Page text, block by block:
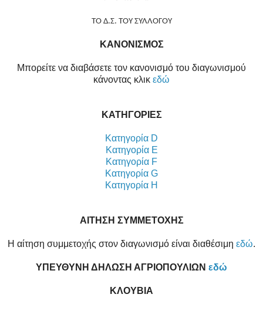
ΤΟ Δ.Σ. ΤΟΥ ΣΥΛΛΟΓΟΥ
ΚΑΝΟΝΙΣΜΟΣ
Μπορείτε να διαβάσετε τον κανονισμό του διαγωνισμού
κάνοντας κλικ εδώ
ΚΑΤΗΓΟΡΙΕΣ
Κατηγορία D
Κατηγορία Ε
Κατηγορία F
Κατηγορία G
Κατηγορία Η
ΑΙΤΗΣΗ ΣΥΜΜΕΤΟΧΗΣ
Η αίτηση συμμετοχής στον διαγωνισμό είναι διαθέσιμη εδώ.
ΥΠΕΥΘΥΝΗ ΔΗΛΩΣΗ ΑΓΡΙΟΠΟΥΛΙΩΝ εδώ
ΚΛΟΥΒΙΑ